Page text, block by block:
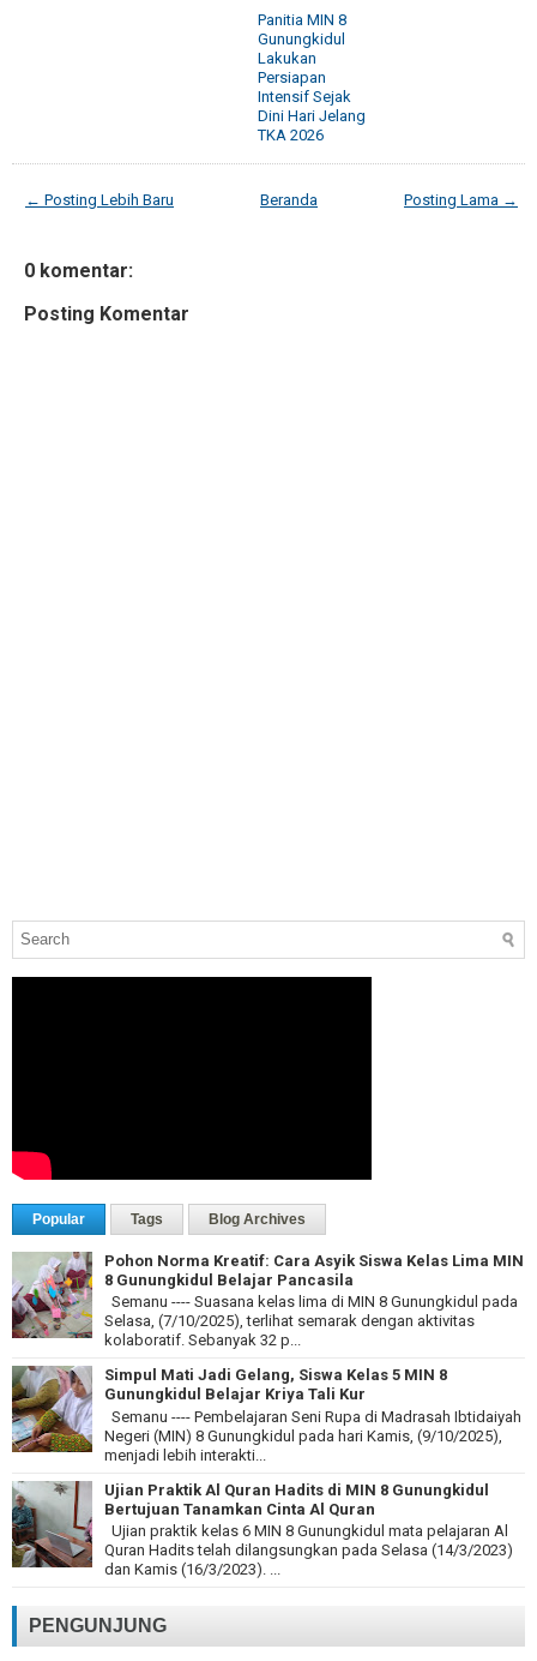
Panitia MIN 8
Gunungkidul
Lakukan
Persiapan
Intensif Sejak
Dini Hari Jelang
TKA 2026
← Posting Lebih Baru Posting Lama →
Beranda
0 komentar:
Posting Komentar
Popular Tags Blog Archives
Pohon Norma Kreatif: Cara Asyik Siswa Kelas Lima MIN
8 Gunungkidul Belajar Pancasila
Semanu ---- Suasana kelas lima di MIN 8 Gunungkidul pada
Selasa, (7/10/2025), terlihat semarak dengan aktivitas
kolaboratif. Sebanyak 32 p...
Simpul Mati Jadi Gelang, Siswa Kelas 5 MIN 8
Gunungkidul Belajar Kriya Tali Kur
Semanu ---- Pembelajaran Seni Rupa di Madrasah Ibtidaiyah
Negeri (MIN) 8 Gunungkidul pada hari Kamis, (9/10/2025),
menjadi lebih interakti...
Ujian Praktik Al Quran Hadits di MIN 8 Gunungkidul
Bertujuan Tanamkan Cinta Al Quran
Ujian praktik kelas 6 MIN 8 Gunungkidul mata pelajaran Al
Quran Hadits telah dilangsungkan pada Selasa (14/3/2023)
dan Kamis (16/3/2023). ...
PENGUNJUNG